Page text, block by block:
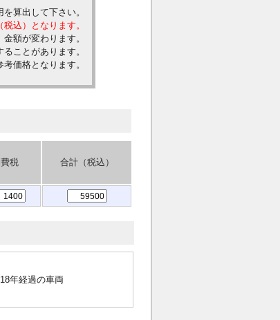
算出して下さい。
込）となります。
額が変わります。
ことがあります。
価格となります。
税
合計（税込）
18年経過の車両